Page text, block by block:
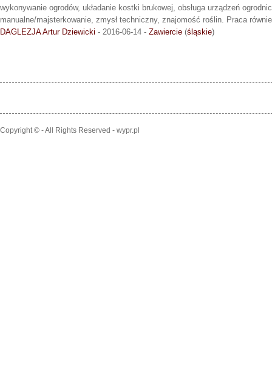
wykonywanie ogrodów, układanie kostki brukowej, obsługa urządzeń
manualne/majsterkowanie, zmysł techniczny, znajomość roślin. Praca
DAGLEZJA Artur Dziewicki - 2016-06-14 - Zawiercie (śląskie)
Copyright © - All Rights Reserved - wypr.pl